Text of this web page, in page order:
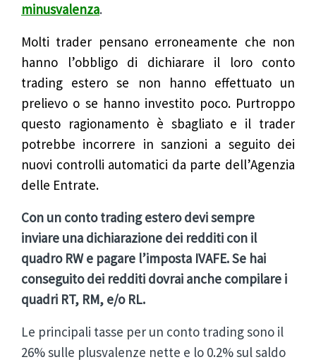
minusvalenza.
Molti trader pensano erroneamente che non
hanno l’obbligo di dichiarare il loro conto
trading estero se non hanno effettuato un
prelievo o se hanno investito poco. Purtroppo
questo ragionamento è sbagliato e il trader
potrebbe incorrere in sanzioni a seguito dei
nuovi controlli automatici da parte dell’Agenzia
delle Entrate.
Con un conto trading estero devi sempre
inviare una dichiarazione dei redditi con il
quadro RW e pagare l’imposta IVAFE. Se hai
conseguito dei redditi dovrai anche compilare i
quadri RT, RM, e/o RL.
Le principali tasse per un conto trading sono il
26% sulle plusvalenze nette e lo 0.2% sul saldo